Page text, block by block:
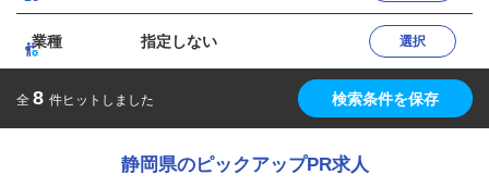
業種 指定しない 選択
全 8 件ヒットしました 検索条件を保存
静岡県のピックアップPR求人